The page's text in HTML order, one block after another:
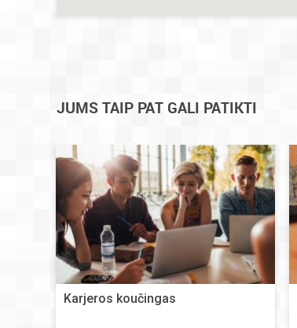
JUMS TAIP PAT GALI PATIKTI
Karjeros koučingas